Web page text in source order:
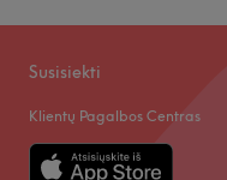
Susisiekti
Klientų Pagalbos Centras